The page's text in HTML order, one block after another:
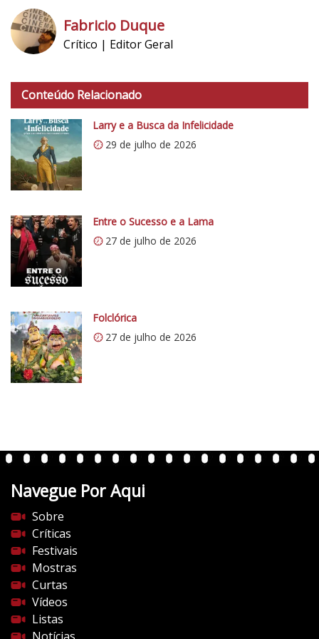
t
p
s
:
/
/
0
.
w
p
.
o
m
/
v
e
n
e
d
o
c
i
n
e
m
Fabricio Duque
Crítico | Editor Geral
Conteúdo Relacionado
Larry e a Busca da Infelicidade
29 de julho de 2026
Entre o Sucesso e a Lama
27 de julho de 2026
Folclórica
27 de julho de 2026
Navegue Por Aqui
Sobre
Críticas
Festivais
Mostras
Curtas
Vídeos
Listas